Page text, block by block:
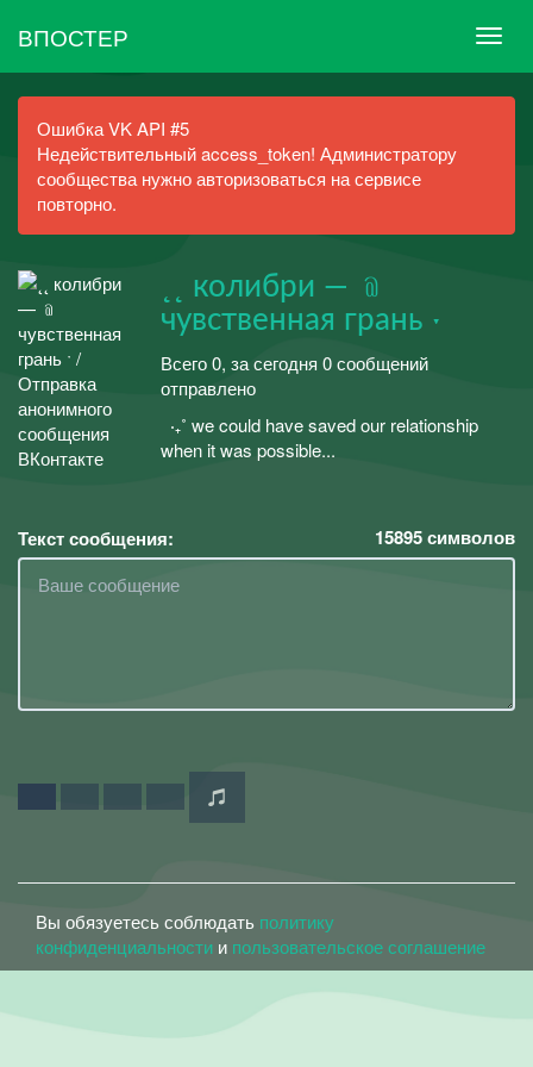
ВПОСТЕР
Ошибка VK API #5
Недействительный access_token! Администратору
сообщества нужно авторизоваться на сервисе
повторно.
˛˛ колибри — ﹫
чувственная грань ˑ
Всего 0, за сегодня 0 сообщений
отправлено
ㅤㅤㅤㅤㅤ ㅤㅤㅤ ㅤㅤㅤ‧₊˚ we could have saved our relationship
when it was possible...ㅤㅤㅤㅤ ㅤㅤㅤ ㅤㅤㅤ
Текст сообщения: 15895символов
Вы обязуетесь соблюдать политику
конфиденциальности и пользовательское соглашение